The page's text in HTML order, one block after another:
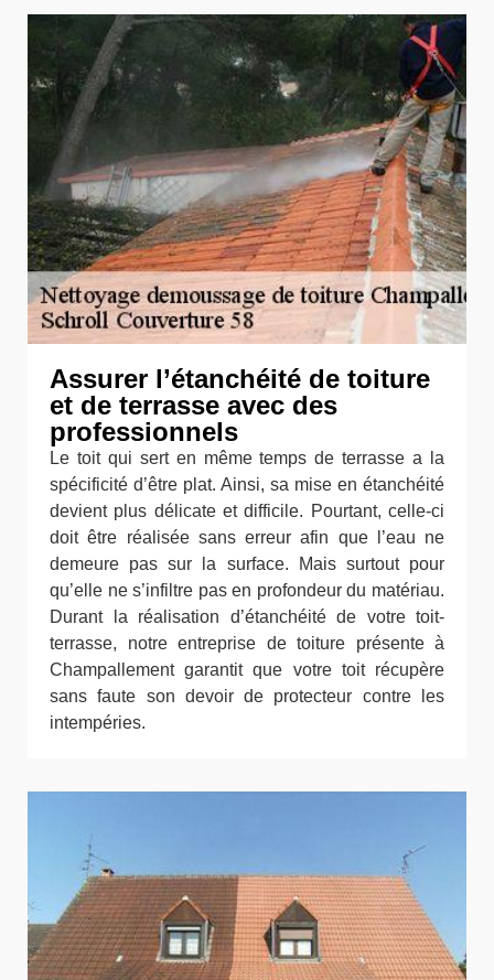
Assurer l’étanchéité de toiture
et de terrasse avec des
professionnels
Le toit qui sert en même temps de terrasse a la
spécificité d’être plat. Ainsi, sa mise en étanchéité
devient plus délicate et difficile. Pourtant, celle-ci
doit être réalisée sans erreur afin que l’eau ne
demeure pas sur la surface. Mais surtout pour
qu’elle ne s’infiltre pas en profondeur du matériau.
Durant la réalisation d’étanchéité de votre toit-
terrasse, notre entreprise de toiture présente à
Champallement garantit que votre toit récupère
sans faute son devoir de protecteur contre les
intempéries.